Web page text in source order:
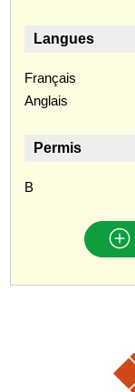
Langues
Français
Anglais
Permis
B